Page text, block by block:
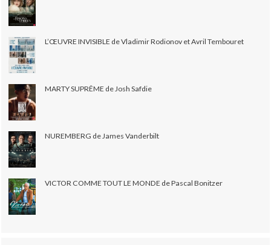
L’ŒUVRE INVISIBLE de Vladimir Rodionov et Avril Tembouret
MARTY SUPRÊME de Josh Safdie
NUREMBERG de James Vanderbilt
VICTOR COMME TOUT LE MONDE de Pascal Bonitzer